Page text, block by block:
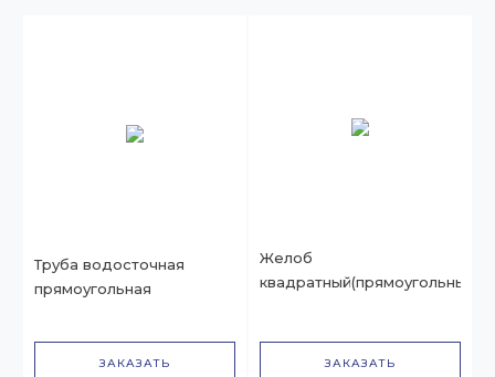
Труба водосточная
прямоугольная
ЗАКАЗАТЬ
Желоб
квадратный(прямоугольный)
ЗАКАЗАТЬ